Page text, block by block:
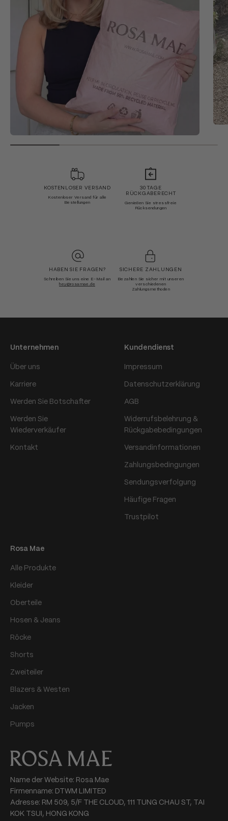
KOSTENLOSER VERSAND
Kostenloser Versand für alle
Bestellungen
30 TAGE
RÜCKGABERECHT
Genießen Sie stressfreie
Rücksendungen
HABEN SIE FRAGEN?
Schreiben Sie uns eine E-Mail an
hey@rosamae.de
SICHERE ZAHLUNGEN
Bezahlen Sie sicher mit unseren
verschiedenen
Zahlungsmethoden
Unternehmen
Über uns
Karriere
Werden Sie Botschafter
Werden Sie
Wiederverkäufer
Kontakt
Kundendienst
Impressum
Datenschutzerklärung
AGB
Widerrufsbelehrung &
Rückgabebedingungen
Versandinformationen
Zahlungsbedingungen
Sendungsverfolgung
Häufige Fragen
Trustpilot
Rosa Mae
Alle Produkte
Kleider
Oberteile
Hosen & Jeans
Röcke
Shorts
Zweiteiler
Blazers & Westen
Jacken
Pumps
Name der Website: Rosa Mae
Firmenname: DTWM LIMITED
Adresse: RM 509, 5/F THE CLOUD, 111 TUNG CHAU ST, TAI
KOK TSUI, HONG KONG